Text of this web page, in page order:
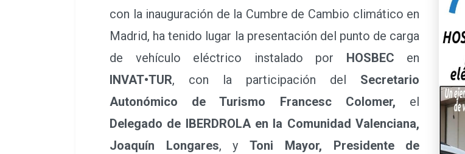
con la inauguración de la Cumbre de Cambio climático en
Madrid, ha tenido lugar la presentación del punto de carga
de vehículo eléctrico instalado por HOSBEC en
INVAT•TUR, con la participación del Secretario
Autonómico de Turismo Francesc Colomer, el
Delegado de IBERDROLA en la Comunidad Valenciana,
Joaquín Longares, yToni Mayor, Presidente de